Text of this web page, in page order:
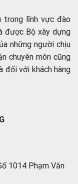
trong lĩnh vực đào
được Bộ xây dựng
những người chịu
chuyên môn cũng
đối với khách hàng
1014 Phạm Văn